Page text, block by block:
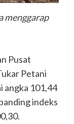
menggarap
Pusat
Petani
angka 101,44
indeks